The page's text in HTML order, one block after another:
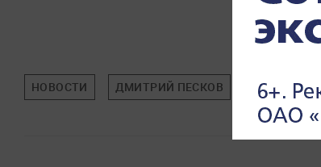
НОВОСТИ ДМИТРИЙ ПЕСКОВ